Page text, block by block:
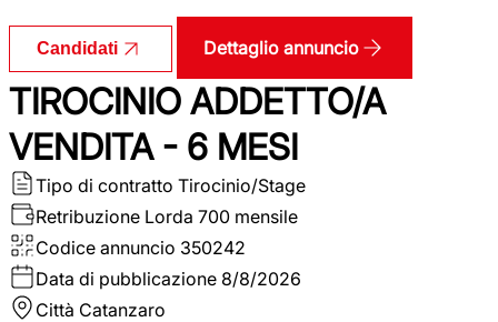
Candidati Dettaglio annuncio
TIROCINIO ADDETTO/A
VENDITA - 6 MESI
Tipo di contratto Tirocinio/Stage
Retribuzione Lorda 700 mensile
Codice annuncio 350242
Data di pubblicazione 8/8/2026
Città Catanzaro